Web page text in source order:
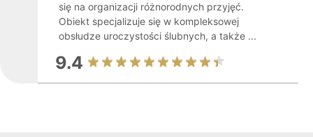
się na organizacji różnorodnych przyjęć.
Obiekt specjalizuje się w kompleksowej
obsłudze uroczystości ślubnych, a także ...
9.4